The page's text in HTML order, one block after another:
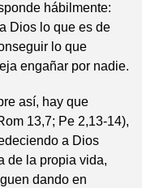
hábilmente:
Dios lo que es de
lo que
engañar por nadie.
así, hay que
13,7; Pe 2,13-14),
a Dios
de la propia vida,
dando en